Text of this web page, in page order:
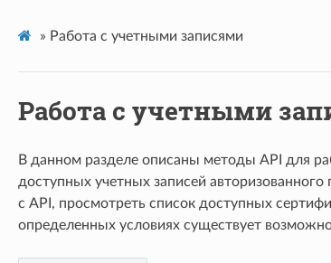
» Работа с учетными записями
Работа с учетными
В данном разделе описаны методы API для
доступных учетных записей
с API, просмотреть список доступных
определенных условиях существует